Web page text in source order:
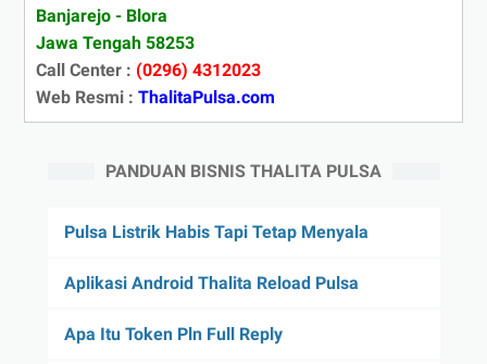
Banjarejo - Blora
Jawa Tengah 58253
Call Center : (0296) 4312023
Web Resmi : ThalitaPulsa.com
PANDUAN BISNIS THALITA PULSA
Pulsa Listrik Habis Tapi Tetap Menyala
Aplikasi Android Thalita Reload Pulsa
Apa Itu Token Pln Full Reply